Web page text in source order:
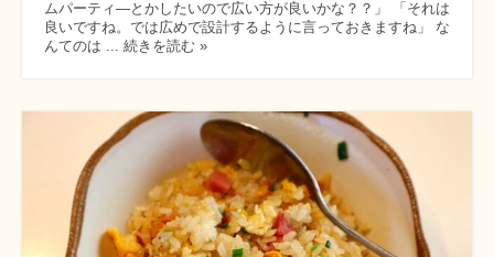
ムパーティ―とかしたいので広い方が良いかな？？」 「それは
良いですね。では広めで設計するように言っておきますね」 な
んてのは ... 続きを読む »